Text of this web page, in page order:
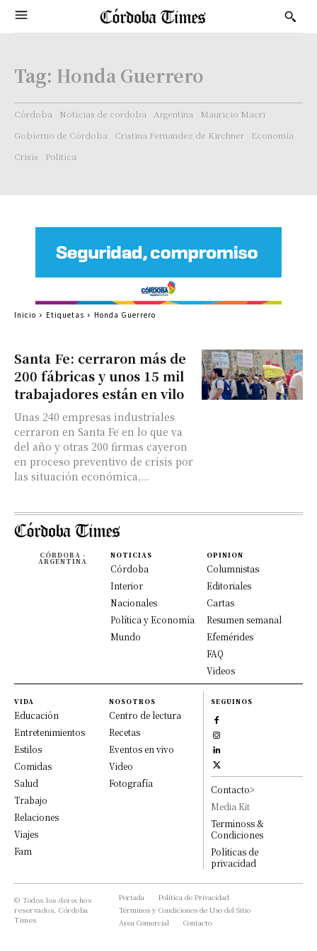
Tag: Honda Guerrero
Córdoba Noticias de cordoba Argentina
Mauricio Macri
Gobierno de Córdoba
Cristina Fernandez de Kirchner
Economía
Crisis
Politica
Santa Fe: cerraron más de
200 fábricas y unos 15 mil
trabajadores están en vilo
Unas 240 empresas industriales
cerraron en Santa Fe en lo que va
del año y otras 200 firmas cayeron
en proceso preventivo de crisis por
las situación económica,...
Inicio Etiquetas Honda Guerrero
CÓRDOBA -
ARGENTINA
NOTICIAS
Córdoba
Interior
Nacionales
Política y Economía
Mundo
OPINION
Columnistas
Editoriales
Cartas
Resumen semanal
Efemérides
FAQ
Videos
VIDA
Educación
Entretenimientos
Estilos
Comidas
Salud
Trabajo
Relaciones
Viajes
Fam
NOSOTROS
Centro de lectura
Recetas
Eventos en vivo
Video
Fotografía
SEGUINOS
Contacto>
Media Kit
Terminoss &
Condiciones
Políticas de
privacidad
© Todos los derechos
reservados, Córdoba
Times
Portada
Política de Privacidad
Términos y Condiciones de Uso del Sitio
Area Comercial
Contacto